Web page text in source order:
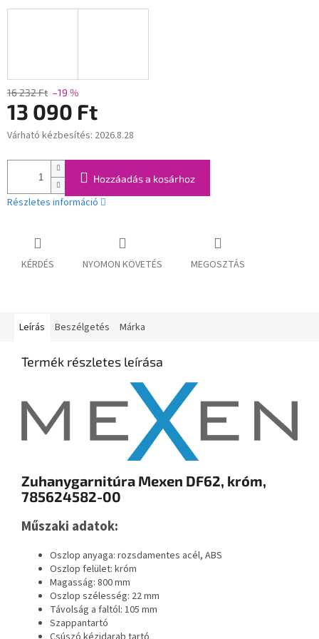
16 232 Ft –19 %
13 090 Ft
Egységár:
Várható kézbesítés: 2026.8.28
Hozzáadás a kosárhoz
Részletes információ
KÉRDÉS NYOMON KÖVETÉS MEGOSZTÁS
Leírás Beszélgetés Márka
Termék részletes leírása
Zuhanygarnitúra Mexen DF62, króm,
785624582-00
Műszaki adatok:
Oszlop anyaga: rozsdamentes acél, ABS
Oszlop felület: króm
Magasság: 800 mm
Oszlop szélesség: 22 mm
Távolság a faltól: 105 mm
Szappantartó